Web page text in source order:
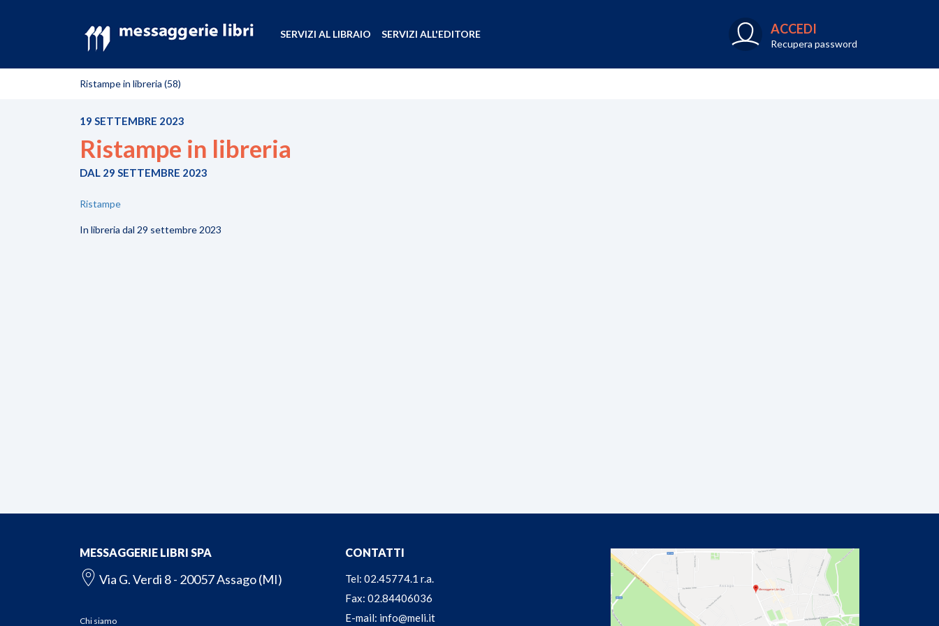
ACCEDI
Recupera password
SERVIZI AL LIBRAIO SERVIZI ALL'EDITORE
Ristampe in libreria (58)
19 SETTEMBRE 2023
Ristampe in libreria
DAL 29 SETTEMBRE 2023
Ristampe
In libreria dal 29 settembre 2023
MESSAGGERIE LIBRI SPA
Via G. Verdi 8 - 20057 Assago (MI)
Chi siamo
CONTATTI
Tel: 02.45774.1 r.a.
Fax: 02.84406036
E-mail: info@meli.it